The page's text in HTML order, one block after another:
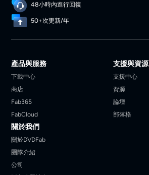
48小時內進行回復
50+次更新/年
產品與服務
下載中心
商店
Fab365
FabCloud
支援與資源
支援中心
資源
論壇
部落格
關於我們
關於DVDFab
團隊介紹
公司